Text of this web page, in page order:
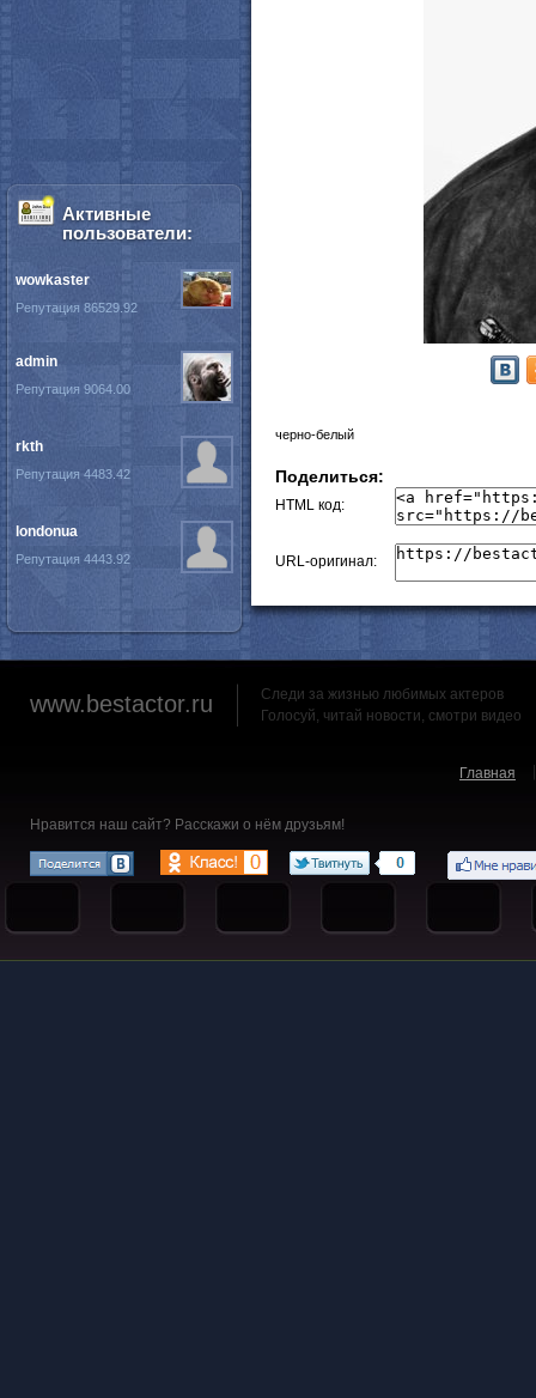
черно-белый
Поделиться:
HTML код:
URL-оригинал:
Активные
пользователи:
wowkaster
Репутация 86529.92
admin
Репутация 9064.00
rkth
Репутация 4483.42
londonua
Репутация 4443.92
www.bestactor.ru
Следи за жизнью любимых актеров
Голосуй, читай новости, смотри видео
Главная
Нравится наш сайт? Расскажи о нём друзьям!